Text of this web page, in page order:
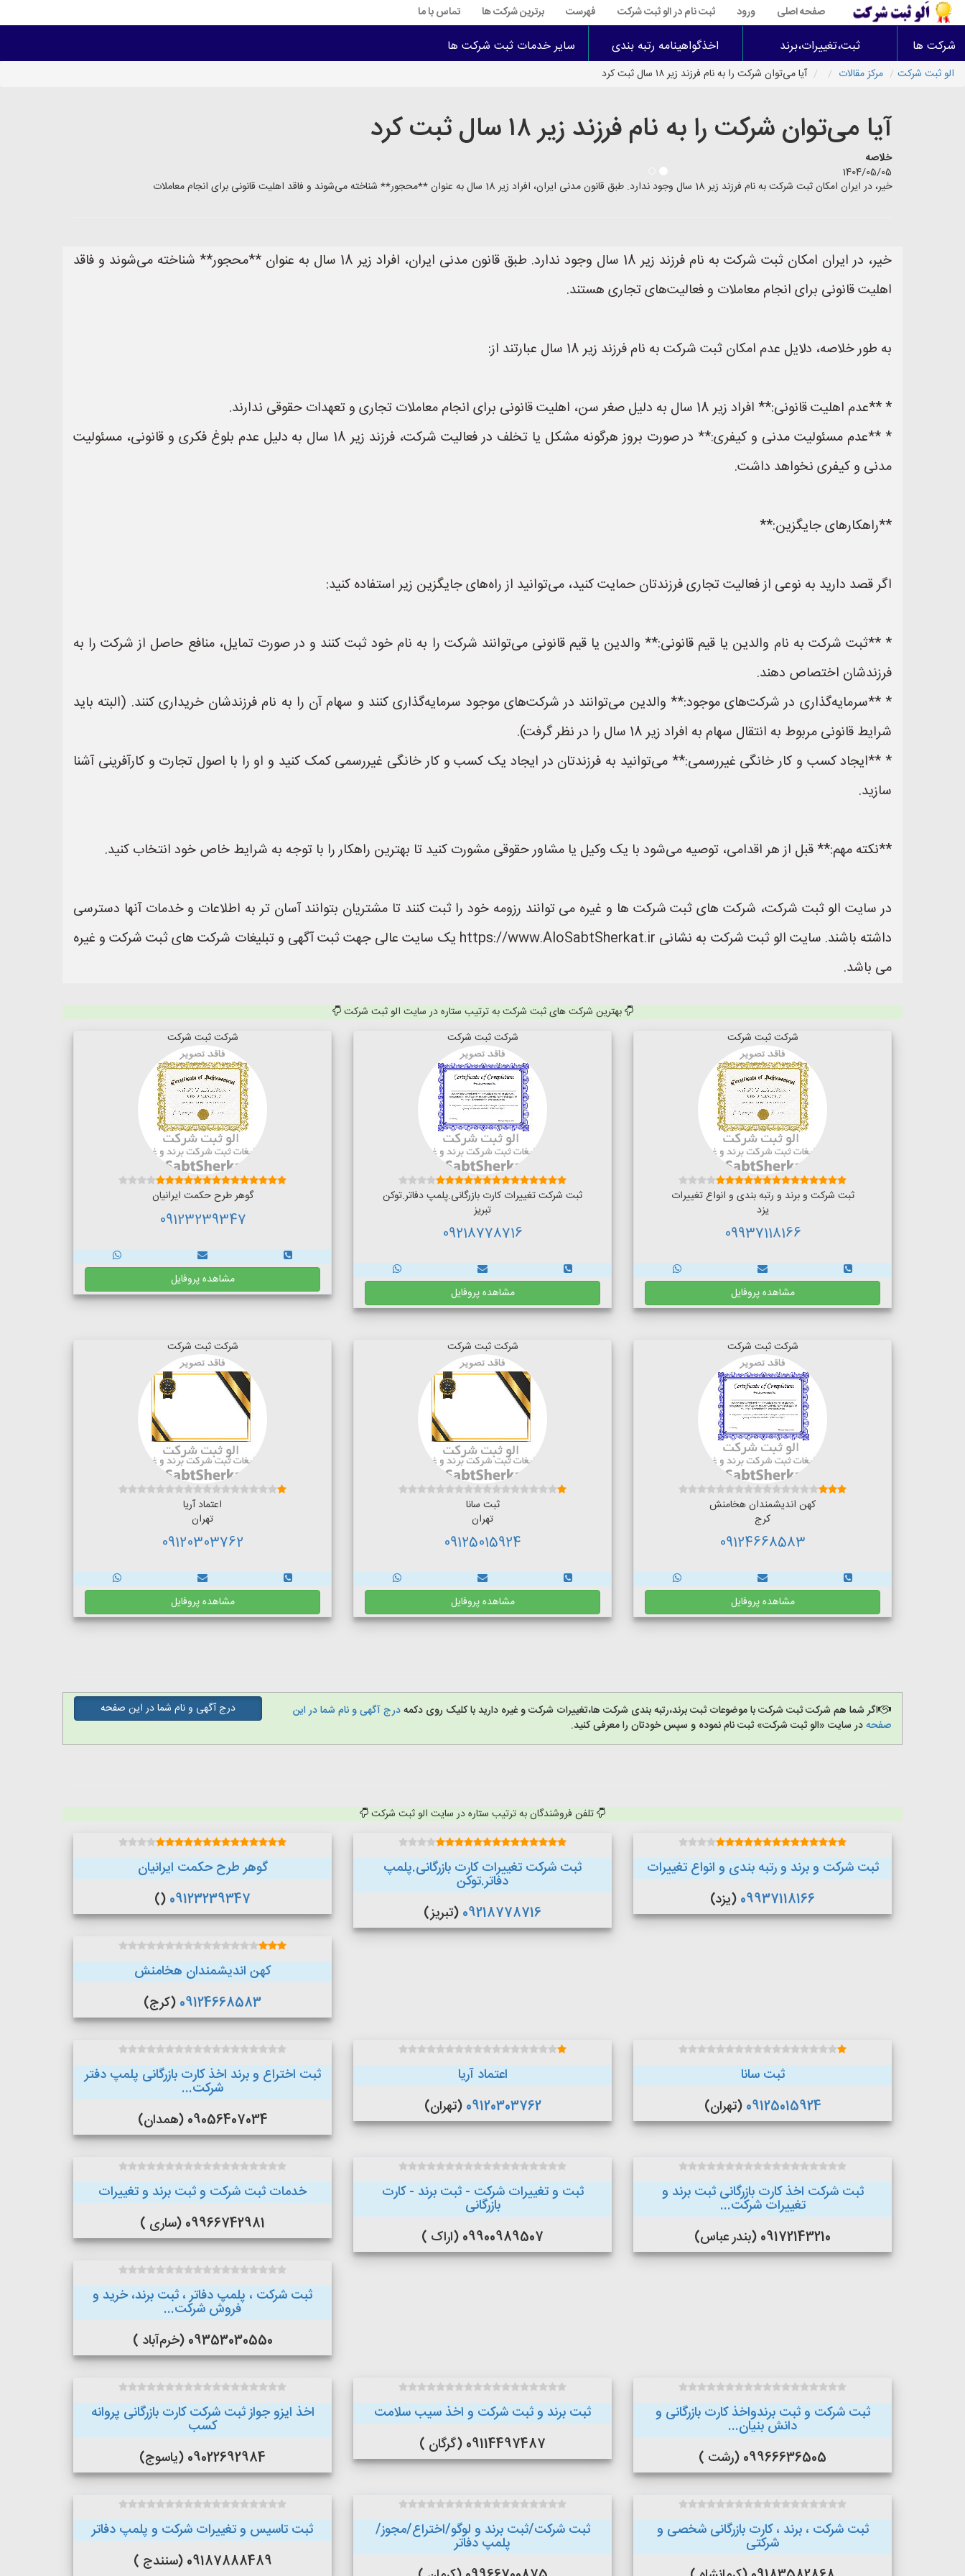
صفحه اصلی ورود ثبت نام در الو ثبت شرکت فهرست برترین شرکت ها تماس با ما
شرکت ها ثبت،تغییرات،برند اخذگواهینامه رتبه بندی سایر خدمات ثبت شرکت ها
الو ثبت شرکت مرکز مقالات آیا می‌توان شرکت را به نام فرزند زیر ۱۸ سال ثبت کرد
آیا می‌توان شرکت را به نام فرزند زیر ۱۸ سال ثبت کرد
خلاصه
1404/05/05
خیر، در ایران امکان ثبت شرکت به نام فرزند زیر 18 سال وجود ندارد. طبق قانون مدنی ایران، افراد زیر 18 سال به عنوان **محجور** شناخته می‌شوند و فاقد اهلیت قانونی برای انجام معاملات
خیر، در ایران امکان ثبت شرکت به نام فرزند زیر 18 سال وجود ندارد. طبق قانون مدنی ایران، افراد زیر 18 سال به عنوان **محجور** شناخته می‌شوند و فاقد
اهلیت قانونی برای انجام معاملات و فعالیت‌های تجاری هستند.
به طور خلاصه، دلایل عدم امکان ثبت شرکت به نام فرزند زیر 18 سال عبارتند از:
* **عدم اهلیت قانونی:** افراد زیر 18 سال به دلیل صغر سن، اهلیت قانونی برای انجام معاملات تجاری و تعهدات حقوقی ندارند.
* **عدم مسئولیت مدنی و کیفری:** در صورت بروز هرگونه مشکل یا تخلف در فعالیت شرکت، فرزند زیر 18 سال به دلیل عدم بلوغ فکری و قانونی، مسئولیت
مدنی و کیفری نخواهد داشت.
**راهکارهای جایگزین:**
اگر قصد دارید به نوعی از فعالیت تجاری فرزندتان حمایت کنید، می‌توانید از راه‌های جایگزین زیر استفاده کنید:
* **ثبت شرکت به نام والدین یا قیم قانونی:** والدین یا قیم قانونی می‌توانند شرکت را به نام خود ثبت کنند و در صورت تمایل، منافع حاصل از شرکت را به
فرزندشان اختصاص دهند.
* **سرمایه‌گذاری در شرکت‌های موجود:** والدین می‌توانند در شرکت‌های موجود سرمایه‌گذاری کنند و سهام آن را به نام فرزندشان خریداری کنند. (البته باید
شرایط قانونی مربوط به انتقال سهام به افراد زیر 18 سال را در نظر گرفت).
* **ایجاد کسب و کار خانگی غیررسمی:** می‌توانید به فرزندتان در ایجاد یک کسب و کار خانگی غیررسمی کمک کنید و او را با اصول تجارت و کارآفرینی آشنا
سازید.
**نکته مهم:** قبل از هر اقدامی، توصیه می‌شود با یک وکیل یا مشاور حقوقی مشورت کنید تا بهترین راهکار را با توجه به شرایط خاص خود انتخاب کنید.
در سایت الو ثبت شرکت، شرکت های ثبت شرکت ها و غیره می توانند رزومه خود را ثبت کنند تا مشتریان بتوانند آسان تر به اطلاعات و خدمات آنها دسترسی
داشته باشند. سایت الو ثبت شرکت به نشانی https://www.AloSabtSherkat.ir یک سایت عالی جهت ثبت آگهی و تبلیغات شرکت های ثبت شرکت و غیره
می باشد.
بهترین شرکت های ثبت شرکت به ترتیب ستاره در سایت الو ثبت شرکت
شرکت ثبت شرکت
ثبت شرکت و برند و رتبه بندی و انواع تغییرات
یزد
09937118166
مشاهده پروفایل
شرکت ثبت شرکت
ثبت شرکت تغییرات کارت بازرگانی.پلمپ دفاتر.توکن
تبریز
09218778716
مشاهده پروفایل
شرکت ثبت شرکت
گوهر طرح حکمت ایرانیان
09123239347
مشاهده پروفایل
شرکت ثبت شرکت
کهن اندیشمندان هخامنش
کرج
09124668583
مشاهده پروفایل
شرکت ثبت شرکت
ثبت سانا
تهران
09125015924
مشاهده پروفایل
شرکت ثبت شرکت
اعتماد آریا
تهران
09120303762
مشاهده پروفایل
اگر شما هم شرکت ثبت شرکت با موضوعات ثبت برند،رتبه بندی شرکت ها،تغییرات شرکت و غیره دارید با کلیک روی دکمهدرج آگهی و نام شما در این
صفحهدر سایت «الو ثبت شرکت» ثبت نام نموده و سپس خودتان را معرفی کنید.
درج آگهی و نام شما در این صفحه
تلفن فروشندگان به ترتیب ستاره در سایت الو ثبت شرکت
ثبت شرکت و برند و رتبه بندی و انواع تغییرات
09937118166 (یزد)
ثبت شرکت تغییرات کارت بازرگانی.پلمپ
دفاتر.توکن
09218778716 (تبریز)
گوهر طرح حکمت ایرانیان
09123239347
()
کهن اندیشمندان هخامنش
09124668583 (کرج)
ثبت سانا
09125015924 (تهران)
اعتماد آریا
09120303762 (تهران)
ثبت اختراع و برند اخذ کارت بازرگانی پلمپ دفتر
شرکت...
09056407034 (همدان)
ثبت شرکت اخذ کارت بازرگانی ثبت برند و
تغییرات شرکت...
09172143210 (بندر عباس)
ثبت و تغییرات شرکت - ثبت برند - کارت
بازرگانی
09900989507 (اراک )
خدمات ثبت شرکت و ثبت برند و تغییرات
09966742981 (ساری )
ثبت شرکت ، پلمپ دفاتر ، ثبت برند، خرید و
فروش شرکت...
09353030550 (خرم‌آباد )
ثبت شرکت و ثبت برندواخذ کارت بازرگانی و
دانش بنیان...
09966636505 (رشت )
ثبت برند و ثبت شرکت و اخذ سیب سلامت
09114497487 (گرگان )
اخذ ایزو جواز ثبت شرکت کارت بازرگانی پروانه
کسب
09022692984 (یاسوج)
ثبت شرکت ، برند ، کارت بازرگانی شخصی و
شرکتی
ثبت شرکت/ثبت برند و لوگو/اختراع/مجوز/
پلمپ دفاتر
ثبت تاسیس و تغییرات شرکت و پلمپ دفاتر
09187888489 (سنندج )